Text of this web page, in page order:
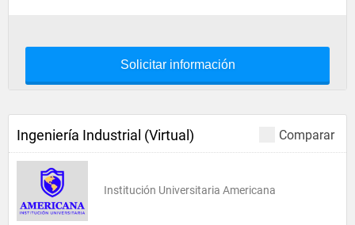
Solicitar información
Comparar
Ingeniería Industrial (Virtual)
Institución Universitaria Americana